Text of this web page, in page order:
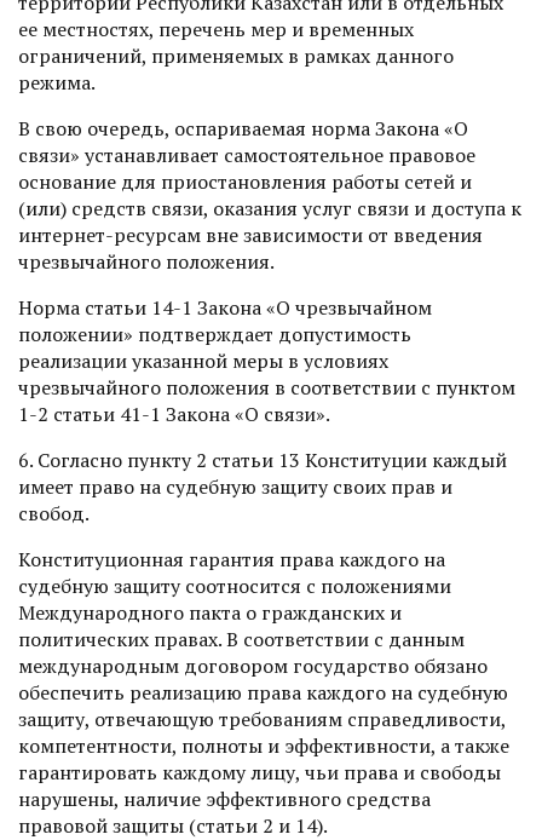
ее местностях, перечень мер и временных
ограничений, применяемых в рамках данного
режима.
В свою очередь, оспариваемая норма Закона «О
связи» устанавливает самостоятельное правовое
основание для приостановления работы сетей и
(или) средств связи, оказания услуг связи и доступа к
интернет-ресурсам вне зависимости от введения
чрезвычайного положения.
Норма статьи 14-1 Закона «О чрезвычайном
положении» подтверждает допустимость
реализации указанной меры в условиях
чрезвычайного положения в соответствии с пунктом
1-2 статьи 41-1 Закона «О связи».
6. Согласно пункту 2 статьи 13 Конституции каждый
имеет право на судебную защиту своих прав и
свобод.
Конституционная гарантия права каждого на
судебную защиту соотносится с положениями
Международного пакта о гражданских и
политических правах. В соответствии с данным
международным договором государство обязано
обеспечить реализацию права каждого на судебную
защиту, отвечающую требованиям справедливости,
компетентности, полноты и эффективности, а также
гарантировать каждому лицу, чьи права и свободы
нарушены, наличие эффективного средства
правовой защиты (статьи 2 и 14).